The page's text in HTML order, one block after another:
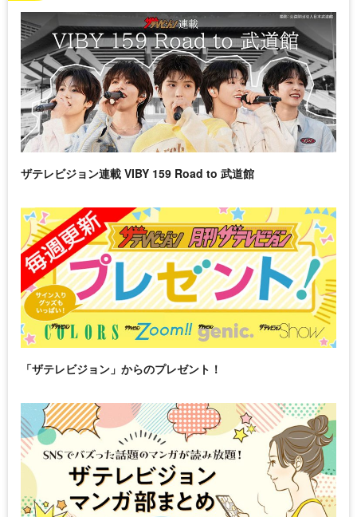
ザテレビジョン連載 VIBY 159 Road to 武道館
「ザテレビジョン」からのプレゼント！